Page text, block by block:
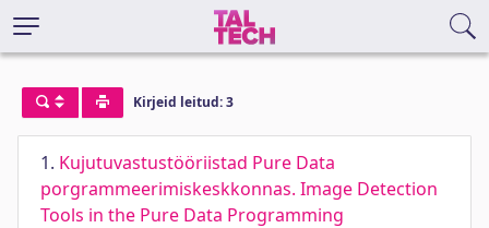
Kirjeid leitud: 3
1. Kujutuvastustööriistad Pure Data
porgrammeerimiskeskkonnas. Image Detection
Tools in the Pure Data Programming